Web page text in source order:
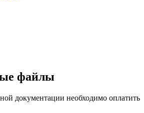
файлы
документации необходимо оплатить